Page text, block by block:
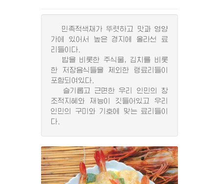
민족적색채가 뚜렷하고 맛과 영양
가에 있어서 높은 경지에 올라선 료
리들이다.
밥을 비롯한 주식물, 김치를 비롯
한 저장음식들을 제외한 랭료리들이
포함되여있다.
슬기롭고 근면한 우리 인민의 창
조적지혜와 재능이 깃들어있고 우리
인민의 구미와 기호에 맞는 료리들이
다.